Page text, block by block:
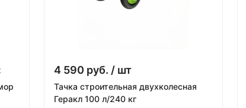
4 590 руб. / шт
Тачка строительная двухколесная
Геракл 100 л/240 кг